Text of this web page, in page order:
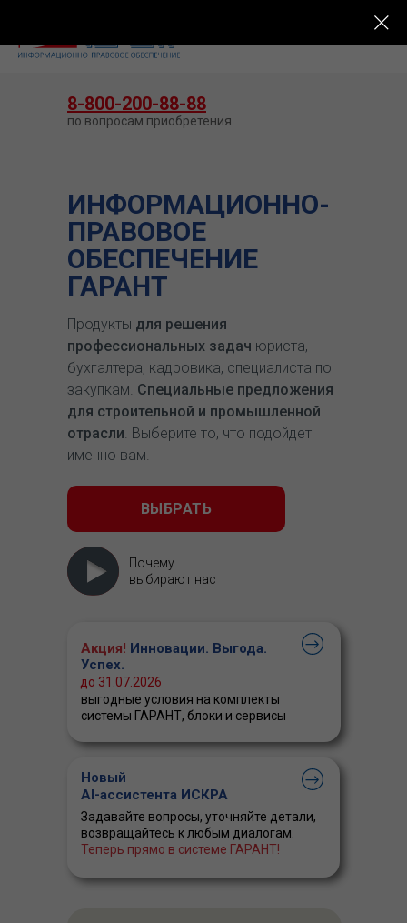
ИНФОРМАЦИОННО-
ПРАВОВОЕ
ОБЕСПЕЧЕНИЕ
ГАРАНТ
Продукты для решения
профессиональных задач юриста,
бухгалтера, кадровика, специалиста по
закупкам. Специальные предложения
для строительной и промышленной
отрасли. Выберите то, что подойдет
именно вам.
ВЫБРАТЬ
Почему
выбирают нас
Акция! Инновации. Выгода.
Успех.
выгодные условия на комплекты
системы ГАРАНТ, блоки и сервисы
до 31.07.2026
8-800-200-88-88
по вопросам приобретения
Новый
AI-ассистента ИСКРА
Задавайте вопросы, уточняйте детали,
возвращайтесь к любым диалогам.
Теперь прямо в системе ГАРАНТ!